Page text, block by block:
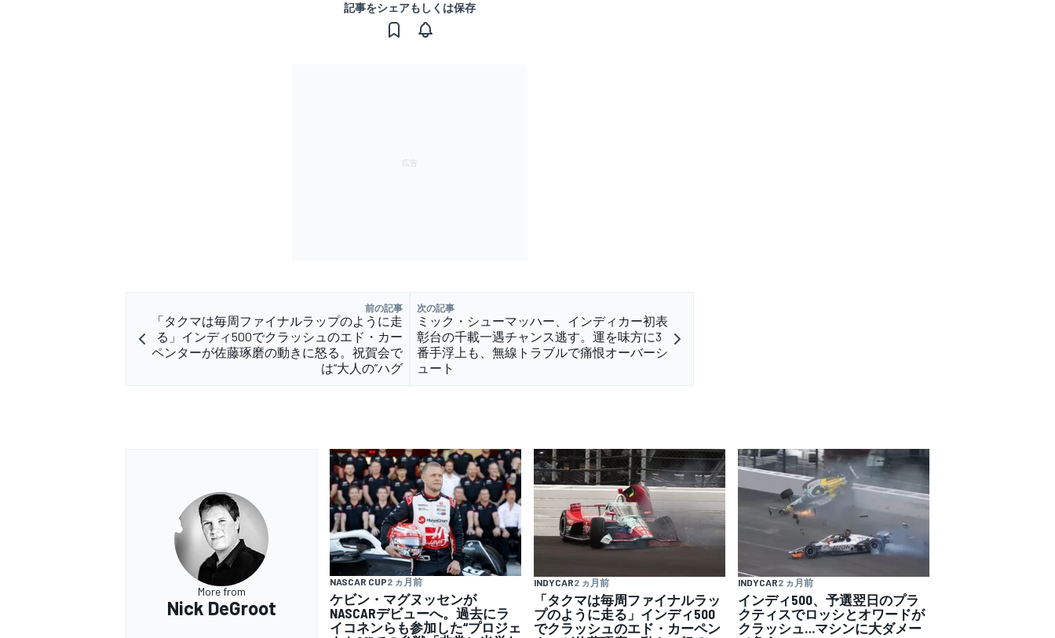
記事をシェアもしくは保存
前の記事
「タクマは毎周ファイナルラップのように走
る」インディ500でクラッシュのエド・カー
ペンターが佐藤琢磨の動きに怒る。祝賀会で
は“大人の”ハグ
次の記事
ミック・シューマッハー、インディカー初表
彰台の千載一遇チャンス逃す。運を味方に3
番手浮上も、無線トラブルで痛恨オーバーシ
ュート
More from
Nick DeGroot
NASCAR CUP2 ヵ月前
ケビン・マグヌッセンが
NASCARデビューへ。過去にラ
イコネンらも参加した“プロジェ
INDYCAR2 ヵ月前
「タクマは毎周ファイナルラッ
プのように走る」インディ500
でクラッシュのエド・カーペン
INDYCAR2 ヵ月前
インディ500、予選翌日のプラ
クティスでロッシとオワードが
クラッシュ…マシンに大ダメー